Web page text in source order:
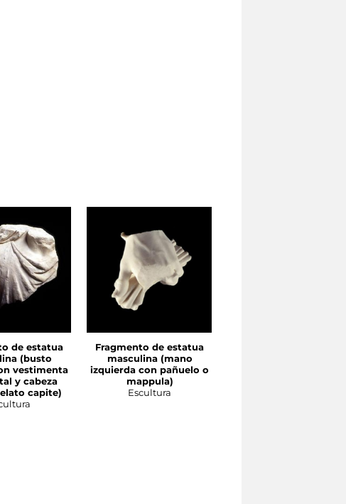
de estatua
(busto
vestimenta
y cabeza
capite)
Fragmento de estatua
masculina (mano
izquierda con pañuelo o
mappula)
Escultura